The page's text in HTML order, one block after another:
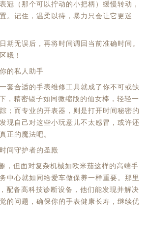
（那个可以拧动的小把柄）缓慢转动，
。记住，温柔以待，暴力只会让它更迷
无误后，再将时间调回当前准确时间。
哦！
的私人助手
合适的手表维修工具就成了你不可或缺
，精密镊子如同微缩版的仙女棒，轻轻一
；而专业的开表器，则是打开时间秘密的
现自己对这些小玩意儿不太感冒，或许还
正的魔法吧。
守护者的圣殿
但面对复杂机械如欧米茄这样的高端手
中心就如同给爱车做保养一样重要。那里
配备高科技诊断设备，他们能发现并解决
的问题，确保你的手表健康长寿，继续优